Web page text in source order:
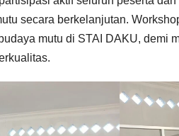
secara berkelanjutan.
mutu di STAI DAKU, demi